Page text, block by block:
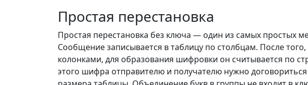
Простая перестановка
Простая перестановка без ключа — один из самых простых
Сообщение записывается в таблицу по столбцам. После того,
колонками, для образования шифровки он считывается по
этого шифра отправителю и получателю нужно